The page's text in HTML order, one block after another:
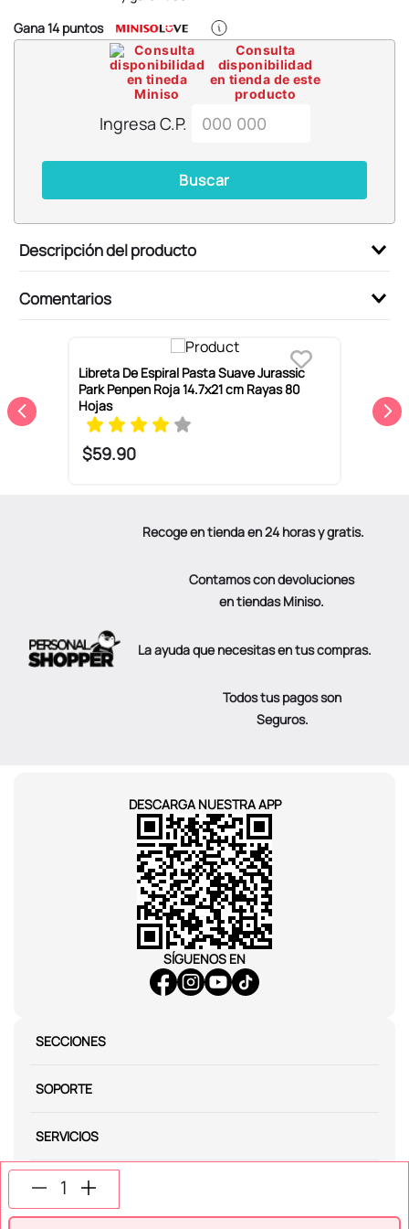
Gana14puntos
Consulta
disponibilidad
en tienda de este
producto
Ingresa C.P.
Buscar
Descripción del producto
Comentarios
Libreta De Espiral Pasta Suave Jurassic
Park Penpen Roja 14.7x21 cm Rayas 80
Hojas
$59.90
Recoge en tienda en 24 horas y gratis.
Contamos con devoluciones
en tiendas Miniso.
La ayuda que necesitas en tus compras.
Todos tus pagos son
Seguros.
DESCARGA NUESTRA APP
SÍGUENOS EN
SECCIONES
SOPORTE
SERVICIOS
NOSOTROS